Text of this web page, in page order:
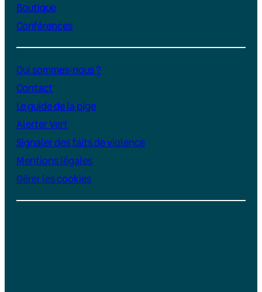
Boutique
Conférences
Qui sommes-nous ?
Contact
Le guide de la pige
Alerter Vert
Signaler des faits de violence
Mentions légales
Gérer les cookies